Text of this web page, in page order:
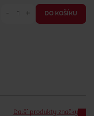
- + DO KOŠÍKU
Další produkty značky